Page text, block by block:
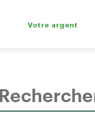
Votre argent